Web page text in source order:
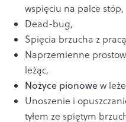
wspięciu na palce stóp,
Dead-bug,
Spięcia brzucha z
Naprzemienne
leżąc,
Nożyce pionowew
Unoszenie i
tyłem ze spiętym